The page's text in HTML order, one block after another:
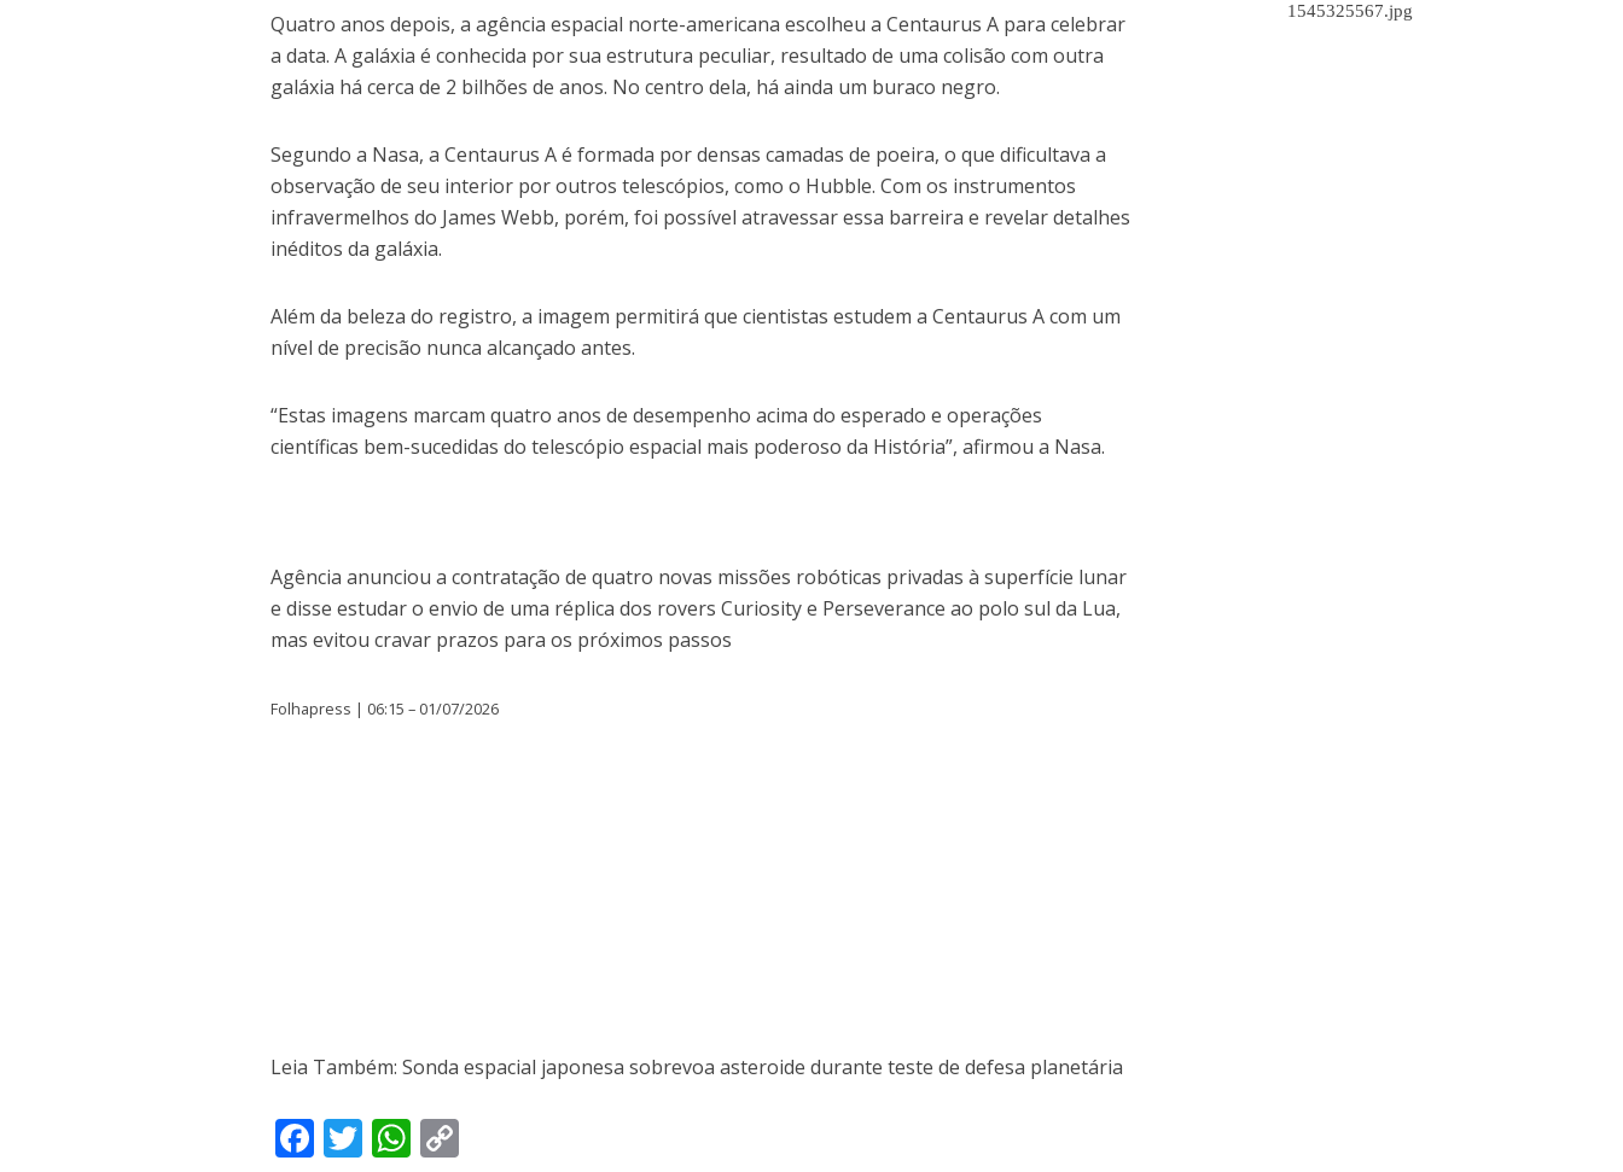
Quatro anos depois, a agência espacial norte-americana escolheu a Centaurus A para celebrar
a data. A galáxia é conhecida por sua estrutura peculiar, resultado de uma colisão com outra
galáxia há cerca de 2 bilhões de anos. No centro dela, há ainda um buraco negro.
Segundo a Nasa, a Centaurus A é formada por densas camadas de poeira, o que dificultava a
observação de seu interior por outros telescópios, como o Hubble. Com os instrumentos
infravermelhos do James Webb, porém, foi possível atravessar essa barreira e revelar detalhes
inéditos da galáxia.
Além da beleza do registro, a imagem permitirá que cientistas estudem a Centaurus A com um
nível de precisão nunca alcançado antes.
“Estas imagens marcam quatro anos de desempenho acima do esperado e operações
científicas bem-sucedidas do telescópio espacial mais poderoso da História”, afirmou a Nasa.
Agência anunciou a contratação de quatro novas missões robóticas privadas à superfície lunar
e disse estudar o envio de uma réplica dos rovers Curiosity e Perseverance ao polo sul da Lua,
mas evitou cravar prazos para os próximos passos
Folhapress | 06:15 – 01/07/2026
Leia Também: Sonda espacial japonesa sobrevoa asteroide durante teste de defesa planetária
F T W